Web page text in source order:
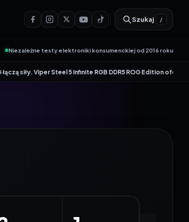
Szukaj /
Niezależne testy elektroniki konsumenckiej od 2016 roku
5 Infinite RGB DDR5 ROG Edition oferuje taktowanie do